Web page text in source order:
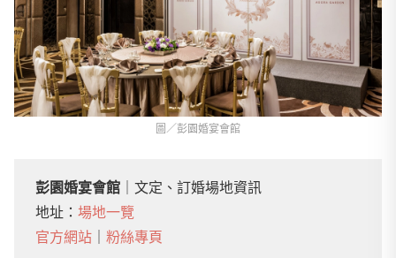
圖／彭園婚宴會館
彭園婚宴會館 ｜文定、訂婚場地資訊
地址： 場地一覽
官方網站
粉絲專頁